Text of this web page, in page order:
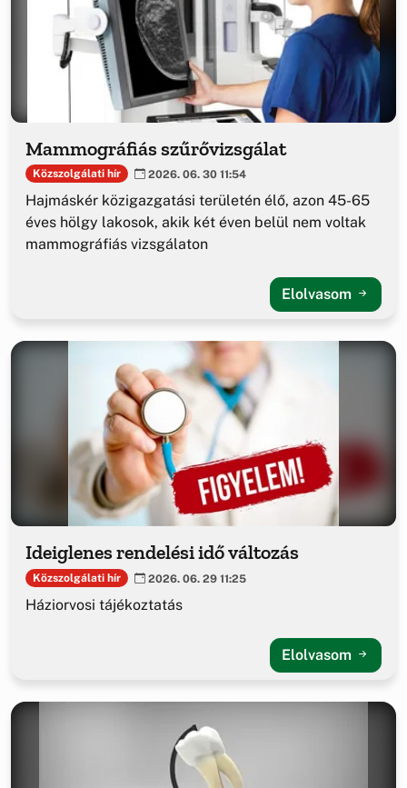
Mammográfiás szűrővizsgálat
Közszolgálati hír 2026. 06. 30 11:54
Hajmáskér közigazgatási területén élő, azon 45-65
éves hölgy lakosok, akik két éven belül nem voltak
mammográfiás vizsgálaton
Elolvasom
Ideiglenes rendelési idő változás
Közszolgálati hír 2026. 06. 29 11:25
Háziorvosi tájékoztatás
Elolvasom